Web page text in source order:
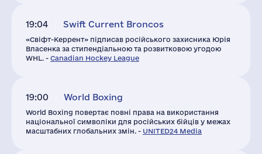
19:04 Swift Current Broncos
«Свіфт-Керрент» підписав російського захисника Юрія
Власенка за стипендіальною та розвитковою угодою
WHL. - Canadian Hockey League
19:00 World Boxing
World Boxing повертає повні права на використання
національної символіки для російських бійців у межах
масштабних глобальних змін. - UNITED24 Media